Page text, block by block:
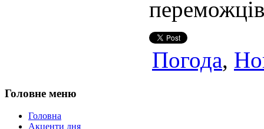
переможців
Погода,
Головне меню
Головна
Акценти дня